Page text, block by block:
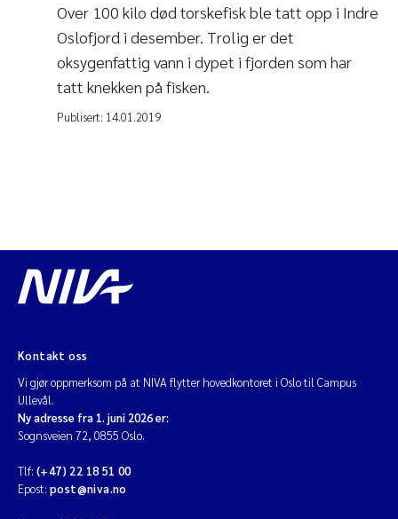
Over 100 kilo død torskefisk ble tatt opp i Indre
Oslofjord i desember. Trolig er det
oksygenfattig vann i dypet i fjorden som har
tatt knekken på fisken.
Publisert: 14.01.2019
Kontakt oss
Vi gjør oppmerksom på at NIVA flytter hovedkontoret i Oslo til Campus
Ullevål.
Ny adresse fra 1. juni 2026 er:
Sognsveien 72, 0855 Oslo.
Tlf: (+47) 22 18 51 00
Epost: post@niva.no